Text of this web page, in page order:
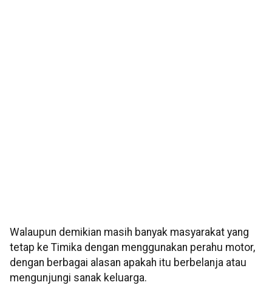
Walaupun demikian masih banyak masyarakat yang
tetap ke Timika dengan menggunakan perahu motor,
dengan berbagai alasan apakah itu berbelanja atau
mengunjungi sanak keluarga.